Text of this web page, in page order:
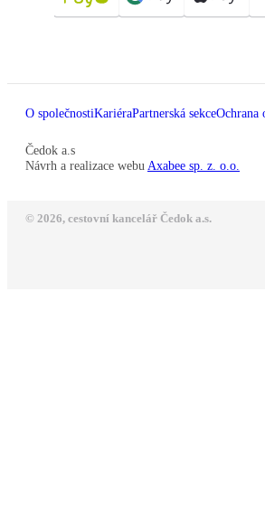
O společnostiKariéraPartnerská sekceOchrana
Čedok a.s
Návrh a realizace webu Axabee sp. z. o.o.
© 2026, cestovní kancelář Čedok a.s.